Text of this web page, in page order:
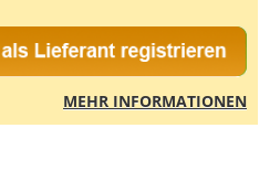
MEHR INFORMATIONEN